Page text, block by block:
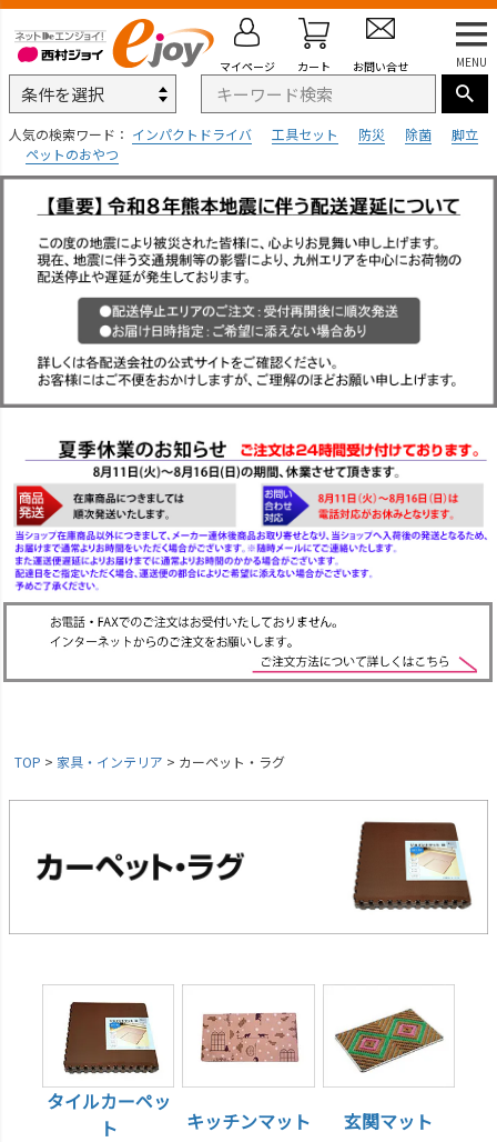
MENU
人気の検索ワード： インパクトドライバ 工具セット 防災 除菌
脚立
ペットのおやつ
マイページ カート お問い合せ
TOP 家具・インテリア カーペット・ラグ
タイルカーペッ
ト
キッチンマット 玄関マット